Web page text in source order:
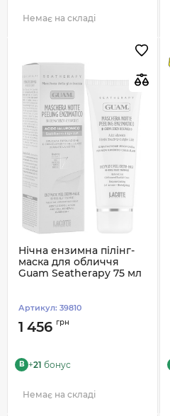
Немає на складі
Нічна ензимна пілінг-
маска для обличчя
Guam Seatherapy 75 мл
Артикул: 39810
1 456 грн
B +21 бонус
Немає на складі